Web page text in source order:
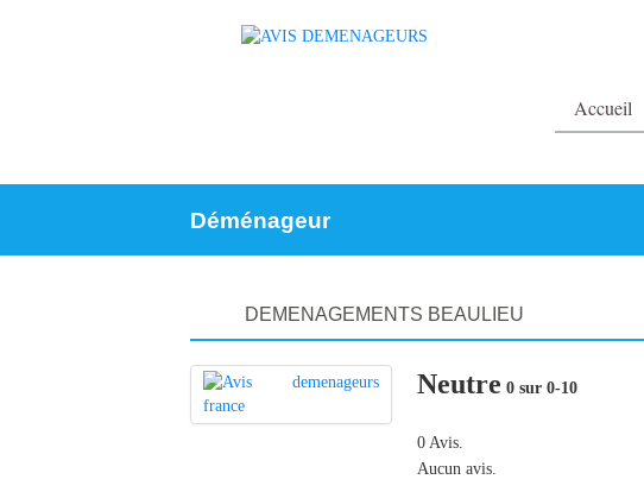
Accueil
Déménageur
DEMENAGEMENTS BEAULIEU
Neutre 0 sur 0-10
0 Avis.
Aucun avis.